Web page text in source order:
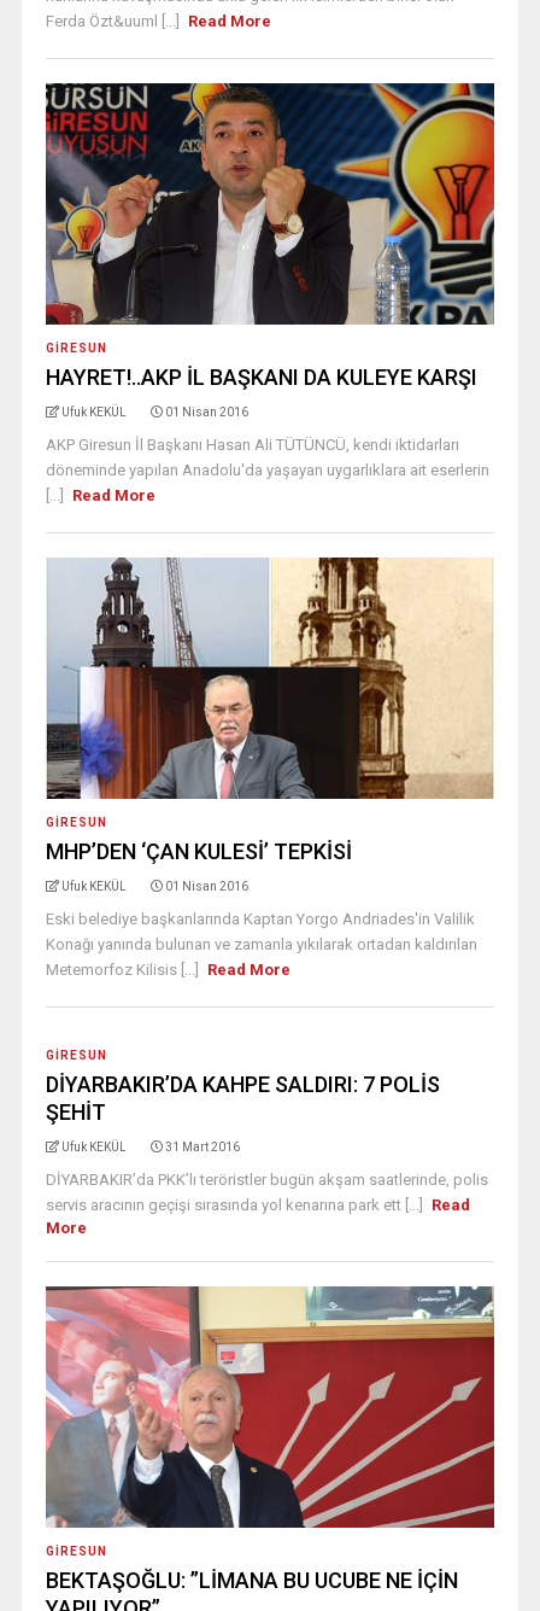
Ferda Özt&uuml [...]
Read More
GIRESUN
HAYRET!..AKP İL BAŞKANI DA KULEYE KARŞI
Ufuk KEKÜL 01 Nisan 2016
AKP Giresun İl Başkanı Hasan Ali TÜTÜNCÜ, kendi iktidarları
döneminde yapılan Anadolu'da yaşayan uygarlıklara ait eserlerin
[...]
Read More
GIRESUN
MHP’DEN ‘ÇAN KULESİ’ TEPKİSİ
Ufuk KEKÜL 01 Nisan 2016
Eski belediye başkanlarında Kaptan Yorgo Andriades'in Valilik
Konağı yanında bulunan ve zamanla yıkılarak ortadan kaldırılan
Metemorfoz Kilisis [...]
Read More
GIRESUN
DİYARBAKIR’DA KAHPE SALDIRI: 7 POLİS
ŞEHİT
Ufuk KEKÜL 31 Mart 2016
DİYARBAKIR’da PKK’lı teröristler bugün akşam saatlerinde, polis
servis aracının geçişi sırasında yol kenarına park ett [...]
Read
More
GIRESUN
BEKTAŞOĞLU: ”LİMANA BU UCUBE NE İÇİN